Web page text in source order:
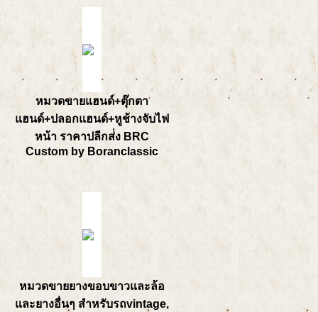
หมวดขายแฮนด์+ตุ๊กตา
แฮนด์+ปลอกแฮนด์+หูช้างจับไฟ
หน้า ราคาปลีกส่่ง BRC
Custom by Boranclassic
หมวดขายยางขอบขาวและล้อ
และยางอื่นๆ สำหรับรถvintage,